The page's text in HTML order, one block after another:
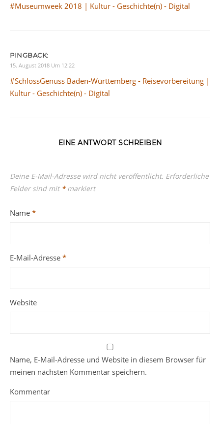
#Museumweek 2018 | Kultur - Geschichte(n) - Digital
PINGBACK:
15. August 2018 Um 12:22
#SchlossGenuss Baden-Württemberg - Reisevorbereitung |
Kultur - Geschichte(n) - Digital
EINE ANTWORT SCHREIBEN
Deine E-Mail-Adresse wird nicht veröffentlicht. Erforderliche
Felder sind mit *markiert
Name *
E-Mail-Adresse *
Website
Name, E-Mail-Adresse und Website in diesem Browser für
meinen nächsten Kommentar speichern.
Kommentar